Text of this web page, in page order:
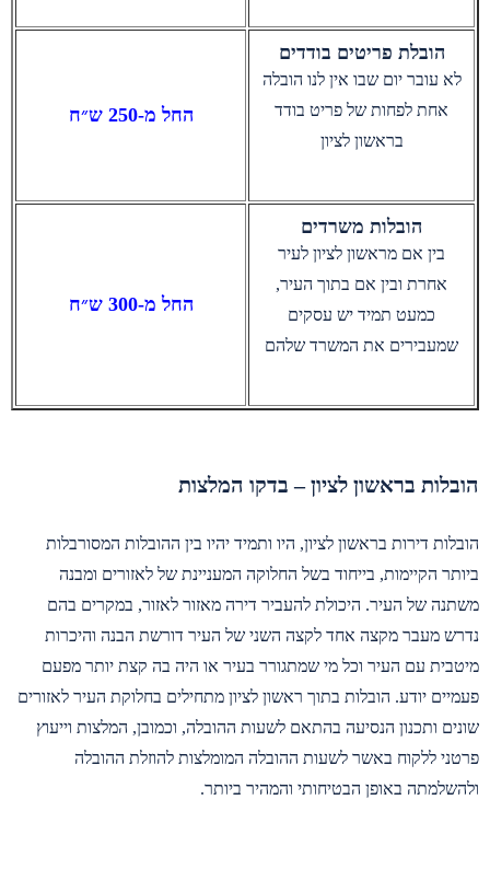
הובלת פריטים בודדים
לא עובר יום שבו אין לנו הובלה
אחת לפחות של פריט בודד
בראשון לציון
החל מ-250 ש״ח
הובלות משרדים
בין אם מראשון לציון לעיר
אחרת ובין אם בתוך העיר,
כמעט תמיד יש עסקים
שמעבירים את המשרד שלהם
החל מ-300 ש״ח
הובלות בראשון לציון – בדקו המלצות
הובלות דירות בראשון לציון, היו ותמיד יהיו בין ההובלות המסורבלות
ביותר הקיימות, בייחוד בשל החלוקה המעניינת של לאזורים ומבנה
משתנה של העיר. היכולת להעביר דירה מאזור לאזור, במקרים בהם
נדרש מעבר מקצה אחד לקצה השני של העיר דורשת הבנה והיכרות
מיטבית עם העיר וכל מי שמתגורר בעיר או היה בה קצת יותר מפעם
פעמיים יודע. הובלות בתוך ראשון לציון מתחילים בחלוקת העיר לאזורים
שונים ותכנון הנסיעה בהתאם לשעות ההובלה, וכמובן, המלצות וייעוץ
פרטני ללקוח באשר לשעות ההובלה המומלצות להוזלת ההובלה
ולהשלמתה באופן הבטיחותי והמהיר ביותר.